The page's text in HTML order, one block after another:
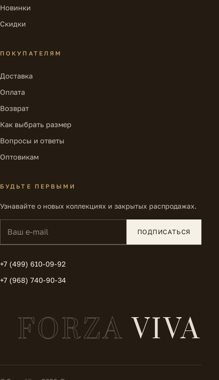
Новинки
Скидки
ПОКУПАТЕЛЯМ
Доставка
Оплата
Возврат
Как выбрать размер
Вопросы и ответы
Оптовикам
БУДЬТЕ ПЕРВЫМИ
Узнавайте о новых коллекциях и закрытых распродажах.
ПОДПИСАТЬСЯ
+7 (499) 610-09-92
+7 (968) 740-90-34
FORZAVIVA